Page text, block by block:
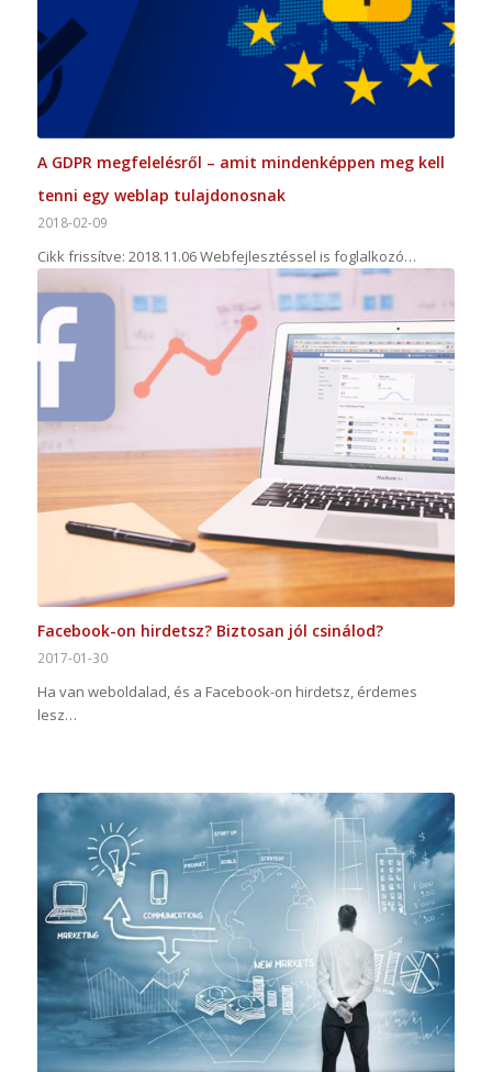
A GDPR megfelelésről – amit mindenképpen meg kell
tenni egy weblap tulajdonosnak
2018-02-09
Cikk frissítve: 2018.11.06 Webfejlesztéssel is foglalkozó…
Facebook-on hirdetsz? Biztosan jól csinálod?
2017-01-30
Ha van weboldalad, és a Facebook-on hirdetsz, érdemes
lesz…